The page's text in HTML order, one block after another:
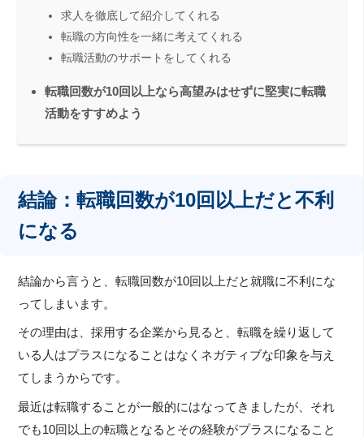
求人を徹底して紹介してくれる
転職の方向性を一緒に考えてくれる
転職活動のサポートをしてくれる
転職回数が10回以上なら高望みはせずに堅実に転職
活動をすすめよう
結論：転職回数が10回以上だと不利
になる
結論から言うと、転職回数が10回以上だと就職に不利にな
ってしまいます。
その理由は、採用する企業から見ると、転職を繰り返して
いる人はプラスになることはなくネガティブな印象を与え
てしまうからです。
最近は転職することが一般的にはなってきましたが、それ
でも10回以上の転職となるとその経験がプラスになること